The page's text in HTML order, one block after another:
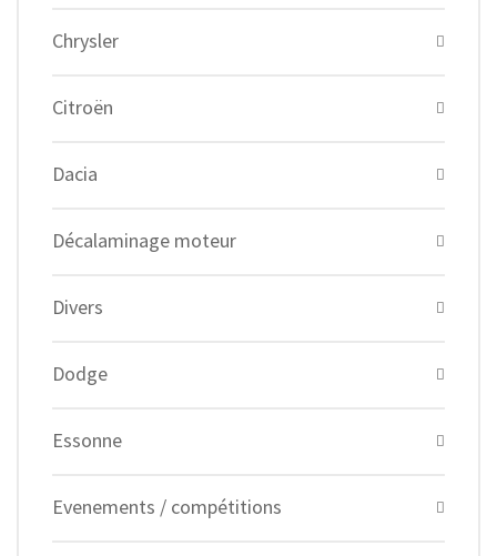
Chrysler
Citroën
Dacia
Décalaminage moteur
Divers
Dodge
Essonne
Evenements / compétitions